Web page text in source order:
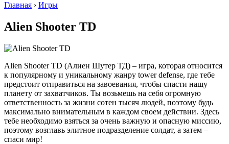
Главная › Игры
Alien Shooter TD
Alien Shooter TD (Алиен Шутер ТД) – игра, которая относится
к популярному и уникальному жанру tower defense, где тебе
предстоит отправиться на завоевания, чтобы спасти нашу
планету от захватчиков. Ты возьмешь на себя огромную
ответственность за жизни сотен тысяч людей, поэтому будь
максимально внимательным в каждом своем действии. Здесь
тебе необходимо взяться за очень важную и опасную миссию,
поэтому возглавь элитное подразделение солдат, а затем –
спаси мир!